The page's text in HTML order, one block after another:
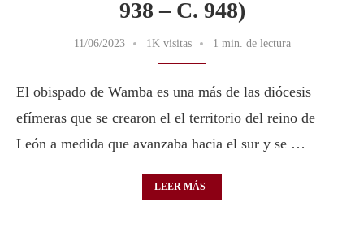
938 – C. 948)
11/06/2023 1K visitas 1 min. de lectura
El obispado de Wamba es una más de las diócesis
efímeras que se crearon el el territorio del reino de
León a medida que avanzaba hacia el sur y se …
LEER MÁS